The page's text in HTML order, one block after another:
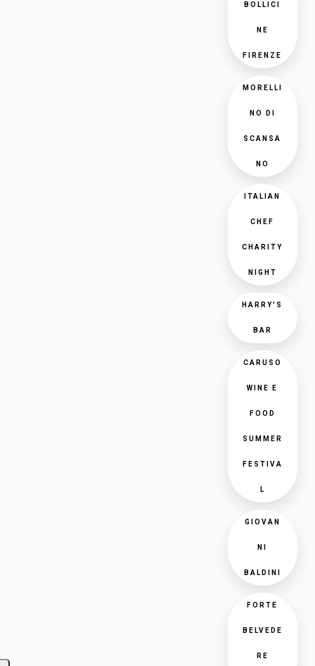
BOLLICI
NE
FIRENZE
MORELLI
NO DI
SCANSA
NO
ITALIAN
CHEF
CHARITY
NIGHT
HARRY'S
BAR
CARUSO
WINE E
FOOD
SUMMER
FESTIVA
L
GIOVAN
NI
BALDINI
FORTE
BELVEDE
RE